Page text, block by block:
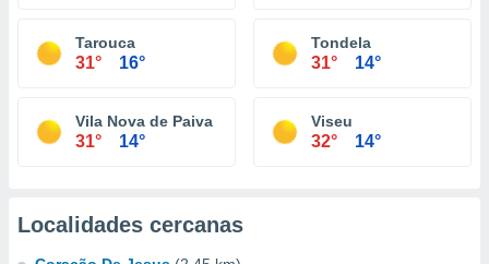
Tarouca
31° 16°
Tondela
31° 14°
Vila Nova de Paiva
31° 14°
Viseu
32° 14°
Localidades cercanas